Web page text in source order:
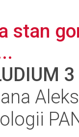
stan
3